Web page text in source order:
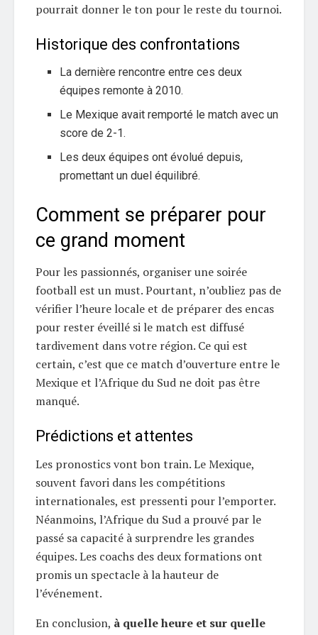
pourrait donner le ton pour le reste du tournoi.
Historique des confrontations
La dernière rencontre entre ces deux
équipes remonte à 2010.
Le Mexique avait remporté le match avec un
score de 2-1.
Les deux équipes ont évolué depuis,
promettant un duel équilibré.
Comment se préparer pour
ce grand moment
Pour les passionnés, organiser une soirée
football est un must. Pourtant, n’oubliez pas de
vérifier l’heure locale et de préparer des encas
pour rester éveillé si le match est diffusé
tardivement dans votre région. Ce qui est
certain, c’est que ce match d’ouverture entre le
Mexique et l’Afrique du Sud ne doit pas être
manqué.
Prédictions et attentes
Les pronostics vont bon train. Le Mexique,
souvent favori dans les compétitions
internationales, est pressenti pour l’emporter.
Néanmoins, l’Afrique du Sud a prouvé par le
passé sa capacité à surprendre les grandes
équipes. Les coachs des deux formations ont
promis un spectacle à la hauteur de
l’événement.
En conclusion, à quelle heure et sur quelle